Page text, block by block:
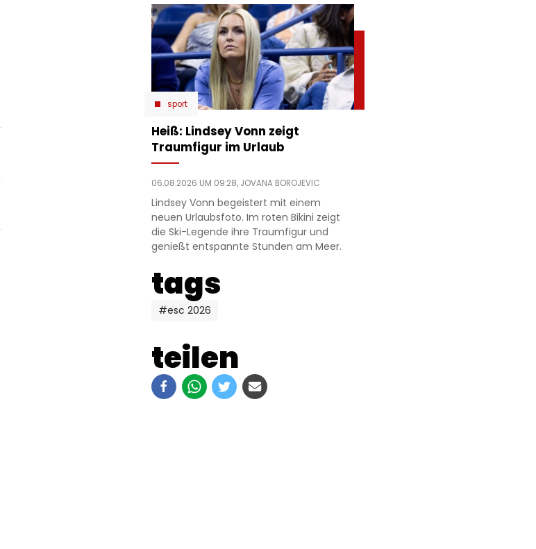
teilen
sport
Heiß: Lindsey Vonn zeigt
Traumfigur im Urlaub
06.08.2026 UM 09:28, JOVANA BOROJEVIC
Lindsey Vonn begeistert mit einem
neuen Urlaubsfoto. Im roten Bikini zeigt
die Ski-Legende ihre Traumfigur und
genießt entspannte Stunden am Meer.
tags
#esc 2026